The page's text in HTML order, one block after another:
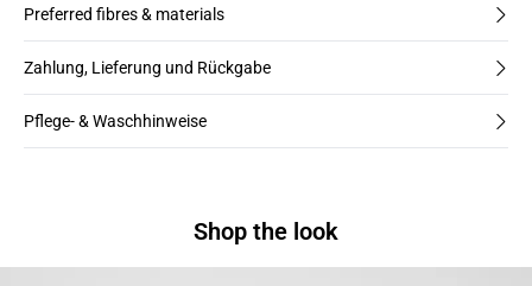
Preferred fibres & materials
Zahlung, Lieferung und Rückgabe
Pflege- & Waschhinweise
Shop the look